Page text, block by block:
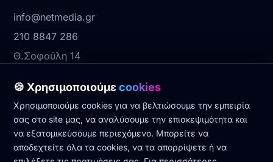
info@netmedia.gr
210 8847 286
Θ.Σοφούλη 14
Νομικά
Πολιτική Απορρήτου
🍪 Χρησιμοποιούμεcookies
Χρησιμοποιούμε cookies για να βελτιώσουμε την εμπειρία
σας στο site μας, να αναλύσουμε την επισκεψιμότητα και
να εξατομικεύσουμε περιεχόμενο. Μπορείτε να
αποδεχτείτε όλα τα cookies, να τα απορρίψετε ή να